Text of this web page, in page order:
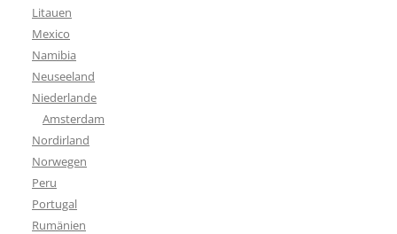
Litauen
Mexico
Namibia
Neuseeland
Niederlande
Amsterdam
Nordirland
Norwegen
Peru
Portugal
Rumänien